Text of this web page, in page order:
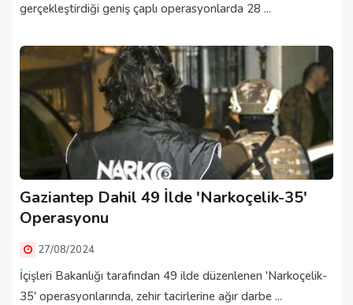
gerçekleştirdiği geniş çaplı operasyonlarda 28 ...
Gaziantep Dahil 49 İlde 'Narkoçelik-35'
Operasyonu
27/08/2024
İçişleri Bakanlığı tarafından 49 ilde düzenlenen 'Narkoçelik-
35' operasyonlarında, zehir tacirlerine ağır darbe ...